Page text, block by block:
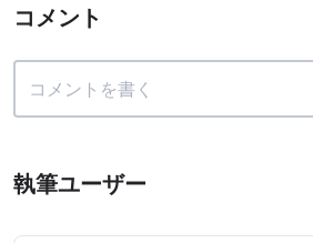
コメント
執筆ユーザー